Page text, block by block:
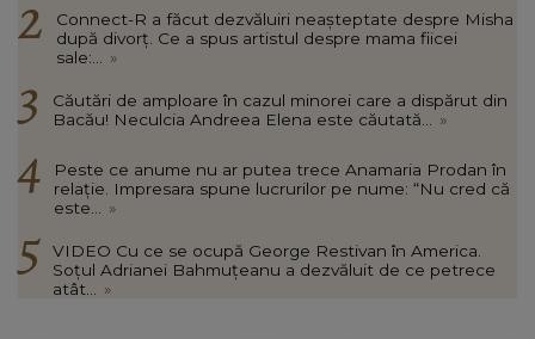
Connect-R a făcut dezvăluiri neașteptate despre Misha
după divorț. Ce a spus artistul despre mama fiicei
sale:...
»
Căutări de amploare în cazul minorei care a dispărut din
Bacău! Neculcia Andreea Elena este căutată...
»
Peste ce anume nu ar putea trece Anamaria Prodan în
relație. Impresara spune lucrurilor pe nume: “Nu cred că
este...
»
VIDEO Cu ce se ocupă George Restivan în America.
Soțul Adrianei Bahmuțeanu a dezvăluit de ce petrece
atât...
»